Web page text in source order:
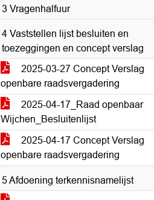
3 Vragenhalfuur
4 Vaststellen lijst besluiten en
toezeggingen en concept verslag
2025-03-27 Concept Verslag
openbare raadsvergadering
2025-04-17_Raad openbaar
Wijchen_Besluitenlijst
2025-04-17 Concept Verslag
openbare raadsvergadering
5 Afdoening terkennisnamelijst